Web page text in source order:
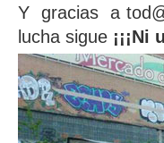
Y gracias a
lucha sigue